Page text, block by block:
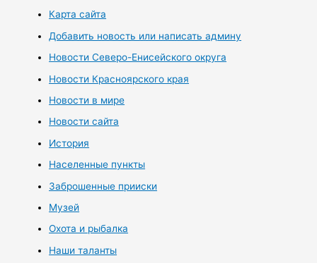
Карта сайта
Добавить новость или написать админу
Новости Северо-Енисейского округа
Новости Красноярского края
Новости в мире
Новости сайта
История
Населенные пункты
Заброшенные прииски
Музей
Охота и рыбалка
Наши таланты